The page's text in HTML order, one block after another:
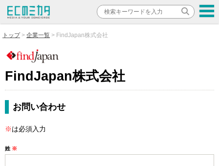
トップ 企業一覧 FindJapan株式会社
FindJapan株式会社
お問い合わせ
※は必須入力
姓 ※